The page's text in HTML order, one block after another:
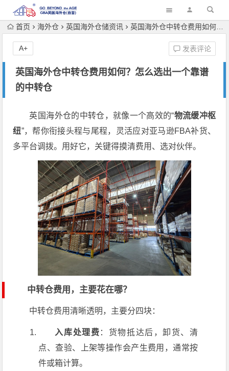
首页 海外仓 英国海外仓储资讯 英国海外仓中转仓费用如何？怎么选出一个靠谱的中转仓
英国海外仓中转仓费用如何？怎么选出一个靠谱
的中转仓
发表评论
A+
英国海外仓的中转仓，就像一个高效的“物流缓冲枢
纽”，帮你衔接头程与尾程，灵活应对亚马逊FBA补货、
多平台调拨。用好它，关键得摸清费用、选对伙伴。
中转仓费用，主要花在哪？
中转仓费用清晰透明，主要分四块：
入库处理费 ：货物抵达后，卸货、清
点、查验、上架等操作会产生费用，通常按
件或箱计算。